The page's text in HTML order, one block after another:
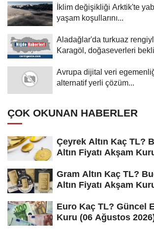
İklim değişikliği Arktik'te
yaşam koşullarını...
Aladağlar'da turkuaz
Karagöl, doğaseverleri
Avrupa dijital veri
alternatif yerli çözüm...
ÇOK OKUNAN HABERLER
Çeyrek Altın Kaç TL?
Altın Fiyatı Akşam
Gram Altın Kaç TL?
Altın Fiyatı Akşam
Euro Kaç TL? Güncel
Kuru (06 Ağustos